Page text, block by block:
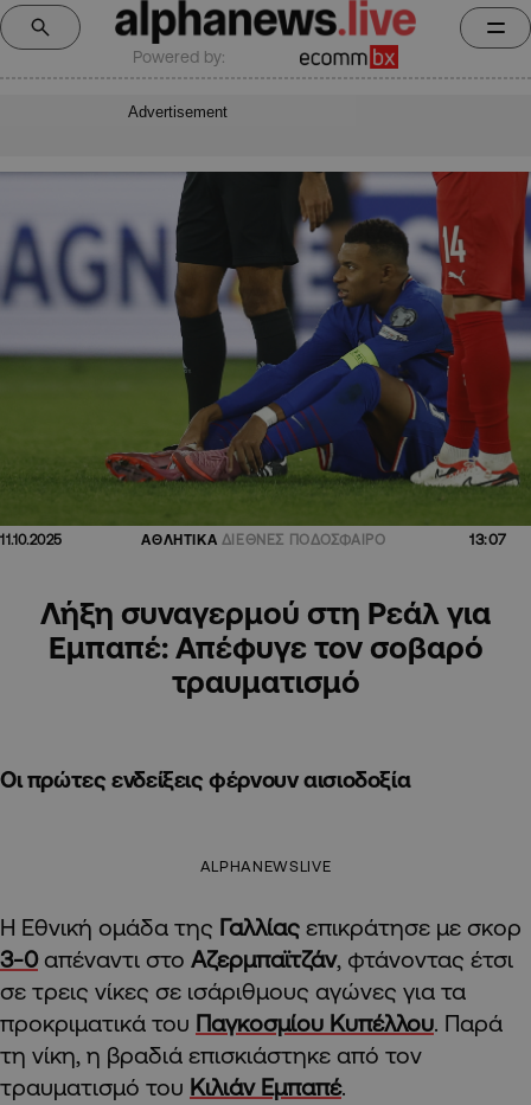
Powered by:
Advertisement
11.10.2025 ΑΘΛΗΤΙΚΑ ΔΙΕΘΝΕΣ ΠΟΔΟΣΦΑΙΡΟ 13:07
Λήξη συναγερμού στη Ρεάλ για
Εμπαπέ: Απέφυγε τον σοβαρό
τραυματισμό
Οι πρώτες ενδείξεις φέρνουν αισιοδοξία
ALPHANEWSLIVE
Η Εθνική ομάδα της Γαλλίας επικράτησε με σκορ
3-0απέναντι στο Αζερμπαϊτζάν, φτάνοντας έτσι
σε τρεις νίκες σε ισάριθμους αγώνες για τα
προκριματικά του Παγκοσμίου Κυπέλλου. Παρά
τη νίκη, η βραδιά επισκιάστηκε από τον
τραυματισμό του Κιλιάν Εμπαπέ.